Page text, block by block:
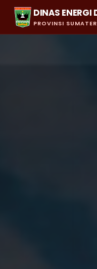
DINAS ENERGI
PROVINSI